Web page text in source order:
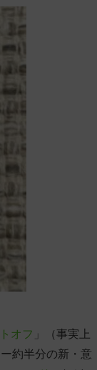
オフ 」（事実上
約半分の新・意